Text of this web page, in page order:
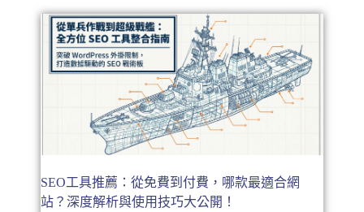
SEO工具推薦：從免費到付費，哪款最適合網
站？深度解析與使用技巧大公開！